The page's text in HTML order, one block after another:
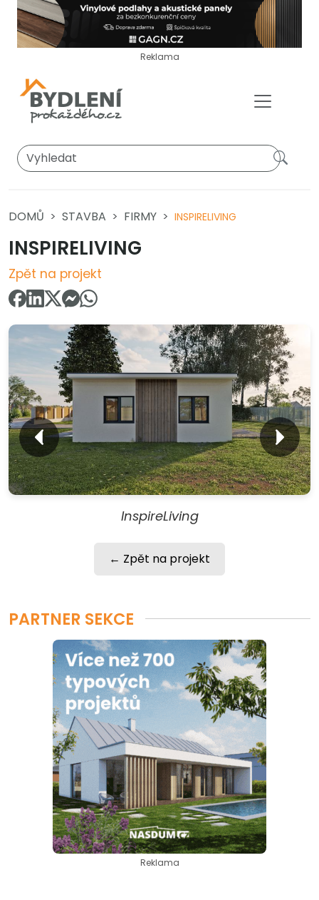
Reklama
DOMŮ STAVBA FIRMY INSPIRELIVING
INSPIRELIVING
Zpět na projekt
InspireLiving
← Zpět na projekt
PARTNER SEKCE
Reklama